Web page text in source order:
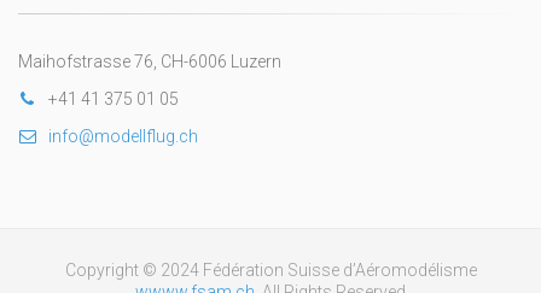
Maihofstrasse 76, CH-6006 Luzern
+41 41 375 01 05
info@modellflug.ch
Copyright © 2024 Fédération Suisse d’Aéromodélisme